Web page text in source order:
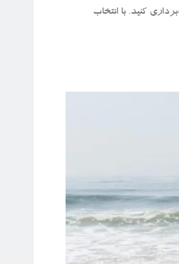
کنید. با انتخاب